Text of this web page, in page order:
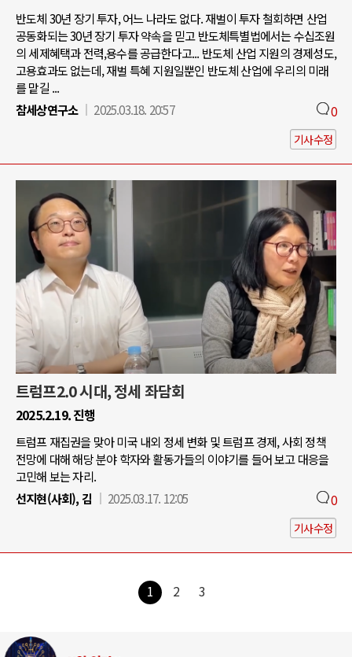
반도체 30년 장기 투자, 어느 나라도 없다. 재벌이 투자 철회하면 산업
공동화되는 30년 장기 투자 약속을 믿고 반도체특별법에서는 수십조원
의 세제혜택과 전력,용수를 공급한다고... 반도체 산업 지원의 경제성도,
고용효과도 없는데, 재벌 특혜 지원일뿐인 반도체 산업에 우리의 미래
를 맡길 ...
참세상연구소
2025.03.18. 20:57 0
기사수정
트럼프2.0 시대, 정세 좌담회
2025.2.19. 진행
트럼프 재집권을 맞아 미국 내외 정세 변화 및 트럼프 경제, 사회 정책
전망에 대해 해당 분야 학자와 활동가들의 이야기를 들어 보고 대응을
고민해 보는 자리.
선지현(사회), 김
2025.03.17. 12:05 0
기사수정
1 2 3